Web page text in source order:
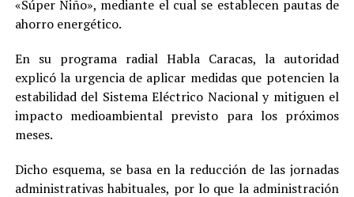
«Súper Niño», mediante el cual se establecen pautas de
ahorro energético.
En su programa radial Habla Caracas, la autoridad
explicó la urgencia de aplicar medidas que potencien la
estabilidad del Sistema Eléctrico Nacional y mitiguen el
impacto medioambiental previsto para los próximos
meses.
Dicho esquema, se basa en la reducción de las jornadas
administrativas habituales, por lo que la administración